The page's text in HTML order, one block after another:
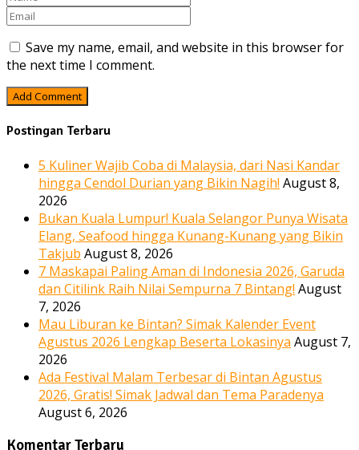
Save my name, email, and website in this browser for
the next time I comment.
Postingan Terbaru
5 Kuliner Wajib Coba di Malaysia, dari Nasi Kandar
hingga Cendol Durian yang Bikin Nagih! August 8,
2026
Bukan Kuala Lumpur! Kuala Selangor Punya Wisata
Elang, Seafood hingga Kunang-Kunang yang Bikin
Takjub August 8, 2026
7 Maskapai Paling Aman di Indonesia 2026, Garuda
dan Citilink Raih Nilai Sempurna 7 Bintang! August
7, 2026
Mau Liburan ke Bintan? Simak Kalender Event
Agustus 2026 Lengkap Beserta Lokasinya August 7,
2026
Ada Festival Malam Terbesar di Bintan Agustus
2026, Gratis! Simak Jadwal dan Tema Paradenya
August 6, 2026
Komentar Terbaru